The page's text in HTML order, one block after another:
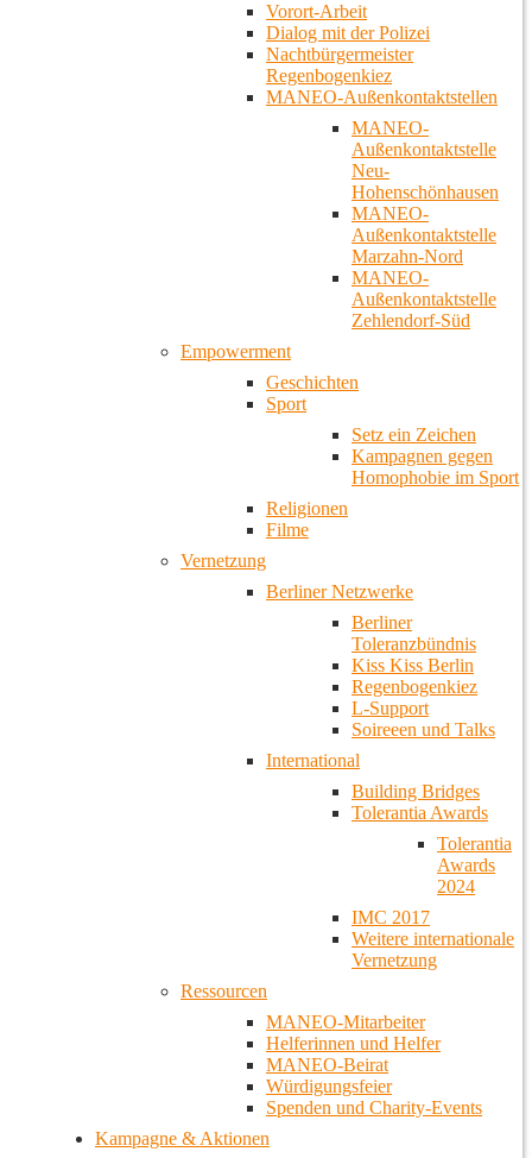
Vorort-Arbeit
Dialog mit der Polizei
Nachtbürgermeister
Regenbogenkiez
MANEO-Außenkontaktstellen
MANEO-
Außenkontaktstelle
Neu-
Hohenschönhausen
MANEO-
Außenkontaktstelle
Marzahn-Nord
MANEO-
Außenkontaktstelle
Zehlendorf-Süd
Empowerment
Geschichten
Sport
Setz ein Zeichen
Kampagnen gegen
Homophobie im Sport
Religionen
Filme
Vernetzung
Berliner Netzwerke
Berliner
Toleranzbündnis
Kiss Kiss Berlin
Regenbogenkiez
L-Support
Soireeen und Talks
International
Building Bridges
Tolerantia Awards
Tolerantia
Awards
2024
IMC 2017
Weitere internationale
Vernetzung
Ressourcen
MANEO-Mitarbeiter
Helferinnen und Helfer
MANEO-Beirat
Würdigungsfeier
Spenden und Charity-Events
Kampagne & Aktionen